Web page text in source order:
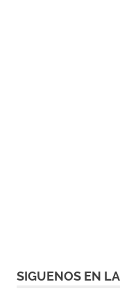
SIGUENOS EN